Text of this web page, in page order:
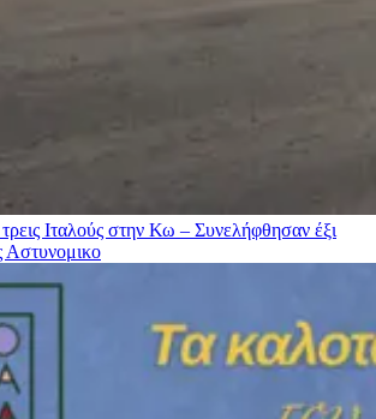
Ιταλούς στην Κω – Συνελήφθησαν έξι
Αστυνομικο